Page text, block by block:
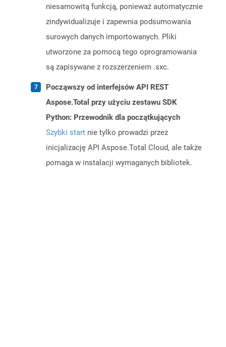
niesamowitą funkcją, ponieważ automatycznie
zindywidualizuje i zapewnia podsumowania
surowych danych importowanych. Pliki
utworzone za pomocą tego oprogramowania
są zapisywane z rozszerzeniem .sxc.
Począwszy od interfejsów API REST
Aspose.Total przy użyciu zestawu SDK
Python: Przewodnik dla początkujących
Szybki start nie tylko prowadzi przez
inicjalizację API Aspose.Total Cloud, ale także
pomaga w instalacji wymaganych bibliotek.